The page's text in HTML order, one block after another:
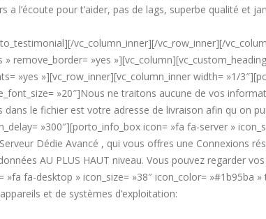
l’écoute pour t’aider, pas de lags, superbe qualité et
vc_column_inner][/vc_row_inner][/
remove_border= »yes
»yes »][vc_row_inner][vc_column_inner width= »1/
»20″]Nous ne traitons aucune de vos
le fichier est votre adresse de livraison afin qu on
»300″][porto_info_box icon= »fa fa-server »
Dédie Avancé , qui vous offres une Connexions
AU PLUS HAUT niveau. Vous pouvez regarder
fa-desktop » icon_size= »38″ icon_color=
et de systèmes d’exploitation: